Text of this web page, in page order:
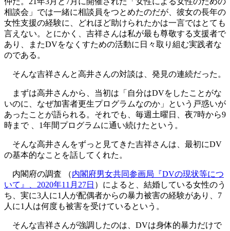
相談会」では一緒に相談員をつとめたのだが、彼女の長年の
女性支援の経験に、どれほど助けられたかは一言ではとても
言えない。とにかく、吉祥さんは私が最も尊敬する支援者で
あり、またDVをなくすための活動に日々取り組む実践者な
のである。
そんな吉祥さんと高井さんの対談は、発見の連続だった。
まずは高井さんから、当初は「自分はDVをしたことがな
いのに、なぜ加害者更生プログラムなのか」という戸惑いが
あったことが語られる。それでも、毎週土曜日、夜7時から9
時まで 、1年間プログラムに通い続けたという。
そんな高井さんをずっと見てきた吉祥さんは、最初にDV
の基本的なことを話してくれた。
内閣府の調査 （内閣府男女共同参画局『DVの現状等につ
いて』、2020年11月27日 ）によると、結婚している女性のう
ち、実に3人に1人が配偶者からの暴力被害の経験があり、7
人に1人は何度も被害を受けているという。
そんな吉祥さんが強調したのは、DVは身体的暴力だけで